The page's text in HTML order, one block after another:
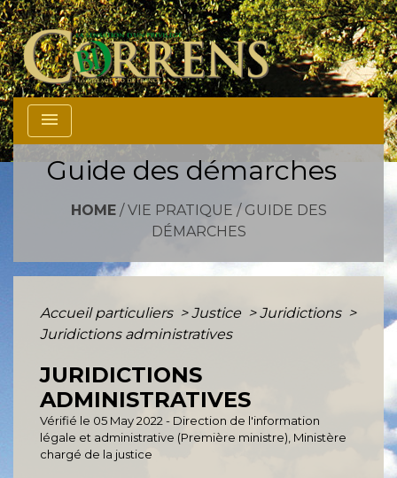
menu
Guide des démarches
HOME/ VIE PRATIQUE / GUIDE DES
DÉMARCHES
Accueil particuliers > Justice > Juridictions >
Juridictions administratives
JURIDICTIONS
ADMINISTRATIVES
Vérifié le 05 May 2022 - Direction de l'information
légale et administrative (Première ministre), Ministère
chargé de la justice